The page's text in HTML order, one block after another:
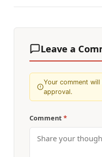
Leave a
Your comment
approval.
Comment *